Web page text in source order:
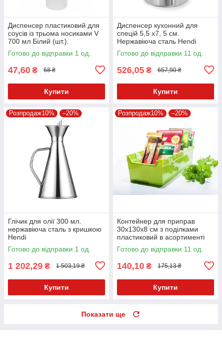
Диспенсер пластиковий для
соусів із трьома носиками V
700 мл Білий (шт.).
Готово до відправки 1 од.
47,60 ₴ 68 ₴
Купити
Диспенсер кухонний для
спецій 5,5 х7, 5 см.
Нержавіюча сталь Hendi
Готово до відправки 11 од.
526,05 ₴ 657,90 ₴
Купити
Розпродаж10% –20%
Глічик для олії 300 мл.
нержавіюча сталь з кришкою
Hendi
Готово до відправки 1 од.
1 202,29 ₴ 1 503,19 ₴
Купити
Розпродаж10% –20%
Контейнер для приправ
30х130х8 см з поділками
пластиковий в асортименті
Готово до відправки 11 од.
140,10 ₴ 175,13 ₴
Купити
Показати ще